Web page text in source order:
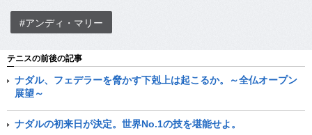
#アンディ・マリー
テニスの前後の記事
ナダル、フェデラーを脅かす下剋上は起こるか。～全仏オープン
展望～
ナダルの初来日が決定。世界No.1の技を堪能せよ。